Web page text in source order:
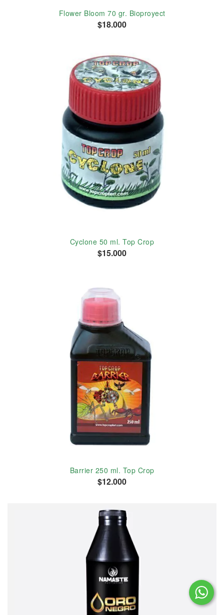
Flower Bloom 70 gr. Bioproyect
$18.000
Cyclone 50 ml. Top Crop
$15.000
Barrier 250 ml. Top Crop
$12.000